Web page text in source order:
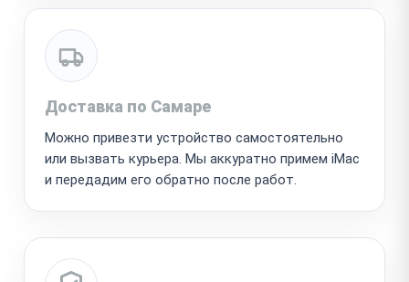
Доставка по Самаре
Можно привезти устройство самостоятельно
или вызвать курьера. Мы аккуратно примем iMac
и передадим его обратно после работ.